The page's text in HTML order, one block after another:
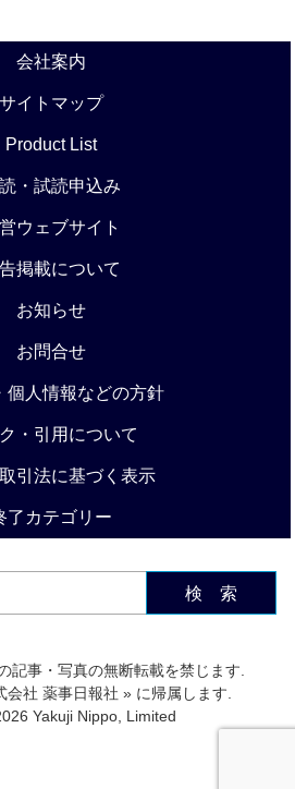
会社案内
サイトマップ
Product List
・試読申込み
ウェブサイト
掲載について
お知らせ
お問合せ
個人情報などの方針
・引用について
引法に基づく表示
了カテゴリー
検 索
記事・写真の無断転載を禁じます.
会社 薬事日報社 » に帰属します.
Yakuji Nippo, Limited